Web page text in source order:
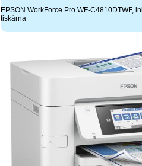
EPSON WorkForce Pro WF-C4810DTWF,
tiskárna